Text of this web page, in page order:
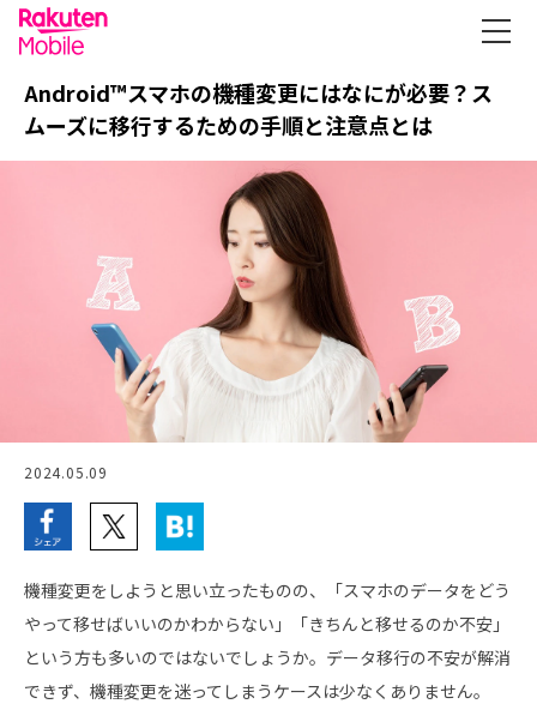
Android™スマホの機種変更にはなにが必要？ス
ムーズに移行するための手順と注意点とは
2024.05.09
機種変更をしようと思い立ったものの、「スマホのデータをどう
やって移せばいいのかわからない」「きちんと移せるのか不安」
という方も多いのではないでしょうか。データ移行の不安が解消
できず、機種変更を迷ってしまうケースは少なくありません。